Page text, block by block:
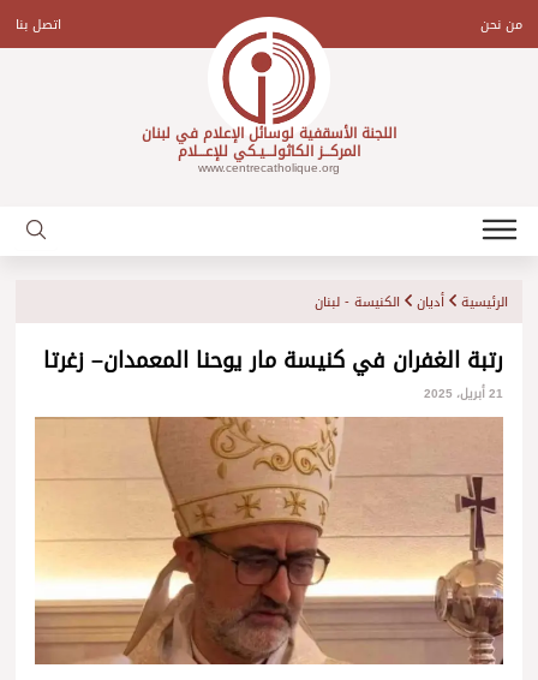
contentمن نحن اتصل بنا
اللجنة الأسقفية لوسائل الإعلام في لبنان
المركـــز الكاثولـــيـكي للإعـــلام
www.centrecatholique.org
الرئيسية أديان الكنيسة - لبنان
رتبة الغفران في كنيسة مار يوحنا المعمدان– زغرتا
21 أبريل، 2025